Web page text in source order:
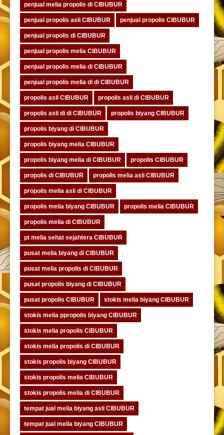
penjual melia propolis di CIBUBUR
penjual propolis asli CIBUBUR penjual propolis CIBUBUR
penjual propolis di CIBUBUR
penjual propolis melia CIBUBUR
penjual propolis melia di CIBUBUR
penjual propolis melia di di CIBUBUR
propolis asli CIBUBUR propolis asli di CIBUBUR
propolis asli di di CIBUBUR propolis biyang CIBUBUR
propolis biyang di CIBUBUR
propolis biyang melia CIBUBUR
propolis biyang melia di CIBUBUR propolis CIBUBUR
propolis di CIBUBUR propolis melia asli CIBUBUR
propolis melia asli di CIBUBUR
propolis melia biyang CIBUBUR propolis melia CIBUBUR
propolis melia di CIBUBUR
pt melia sehat sejahtera CIBUBUR
pusat melia biyang di CIBUBUR
pusat melia propolis di CIBUBUR
pusat propolis biyang di CIBUBUR
pusat propolis CIBUBUR stokis melia biyang CIBUBUR
stokis melia ppropolis biyang CIBUBUR
stokis melia propolis CIBUBUR
stokis melia propolis di CIBUBUR
stokis propolis biyang CIBUBUR
stokis propolis melia CIBUBUR
stokis propolis melia di CIBUBUR
tempat jual melia biyang asli CIBUBUR
tempat jual melia biyang CIBUBUR